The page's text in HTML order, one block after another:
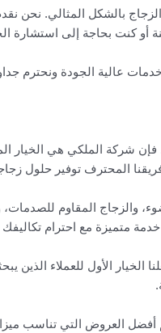
بالشكل المثالي. نحن
كنت بحاجة إلى استشارة
عالية الجودة ونحترم
شركة الملكي هي الخيار
المحترف توفير حلول
والزجاج المقاوم
متميزة مع احترام تكاليفك
الأول للعملاء
أفضل العروض التي تناسب